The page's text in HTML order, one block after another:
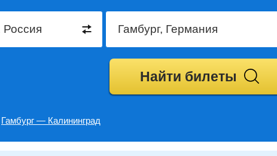
Найти билеты
Гамбург — Калининград